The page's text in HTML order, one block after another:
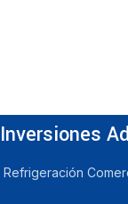
Inversiones
Refrigeración